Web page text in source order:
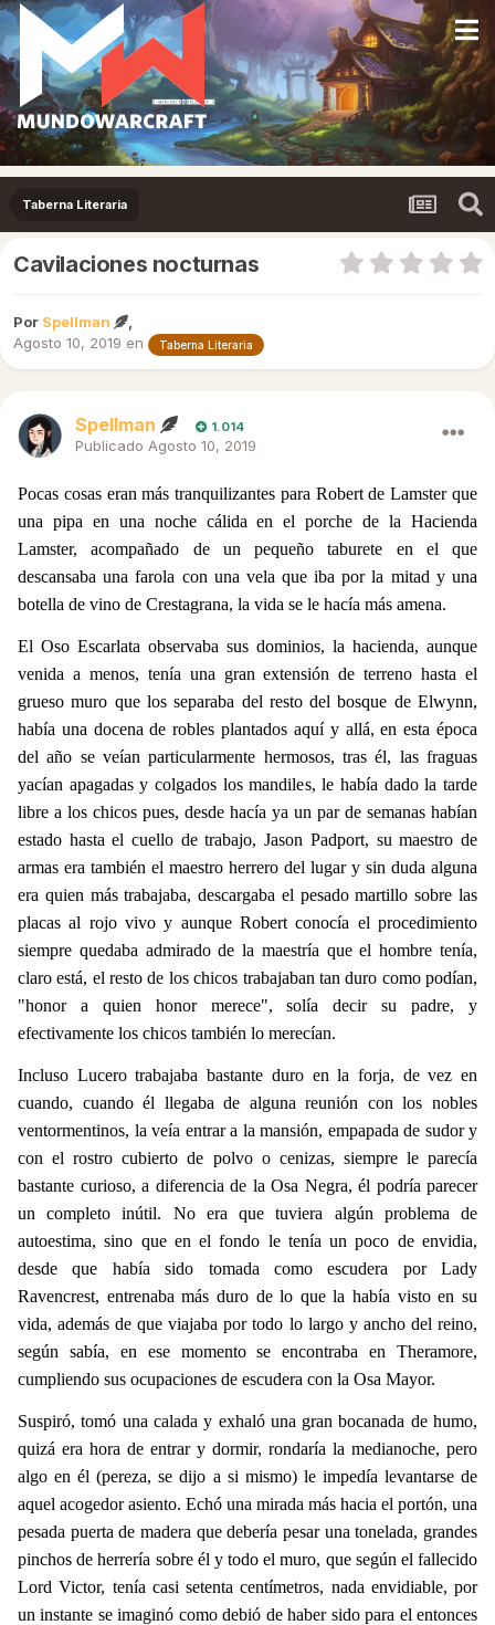
Taberna Literaria
Cavilaciones nocturnas
Por Spellman
,
Agosto 10, 2019 en Taberna Literaria
Spellman 1.014
Publicado Agosto 10, 2019
Pocas cosas eran más tranquilizantes para Robert de Lamster que
una pipa en una noche cálida en el porche de la Hacienda
Lamster, acompañado de un pequeño taburete en el que
descansaba una farola con una vela que iba por la mitad y una
botella de vino de Crestagrana, la vida se le hacía más amena.
El Oso Escarlata observaba sus dominios, la hacienda, aunque
venida a menos, tenía una gran extensión de terreno hasta el
grueso muro que los separaba del resto del bosque de Elwynn,
había una docena de robles plantados aquí y allá, en esta época
del año se veían particularmente hermosos, tras él, las fraguas
yacían apagadas y colgados los mandiles, le había dado la tarde
libre a los chicos pues, desde hacía ya un par de semanas habían
estado hasta el cuello de trabajo, Jason Padport, su maestro de
armas era también el maestro herrero del lugar y sin duda alguna
era quien más trabajaba, descargaba el pesado martillo sobre las
placas al rojo vivo y aunque Robert conocía el procedimiento
siempre quedaba admirado de la maestría que el hombre tenía,
claro está, el resto de los chicos trabajaban tan duro como podían,
"honor a quien honor merece", solía decir su padre, y
efectivamente los chicos también lo merecían.
Incluso Lucero trabajaba bastante duro en la forja, de vez en
cuando, cuando él llegaba de alguna reunión con los nobles
ventormentinos, la veía entrar a la mansión, empapada de sudor y
con el rostro cubierto de polvo o cenizas, siempre le parecía
bastante curioso, a diferencia de la Osa Negra, él podría parecer
un completo inútil. No era que tuviera algún problema de
autoestima, sino que en el fondo le tenía un poco de envidia,
desde que había sido tomada como escudera por Lady
Ravencrest, entrenaba más duro de lo que la había visto en su
vida, además de que viajaba por todo lo largo y ancho del reino,
según sabía, en ese momento se encontraba en Theramore,
cumpliendo sus ocupaciones de escudera con la Osa Mayor.
Suspiró, tomó una calada y exhaló una gran bocanada de humo,
quizá era hora de entrar y dormir, rondaría la medianoche, pero
algo en él (pereza, se dijo a si mismo) le impedía levantarse de
aquel acogedor asiento. Echó una mirada más hacia el portón, una
pesada puerta de madera que debería pesar una tonelada, grandes
pinchos de herrería sobre él y todo el muro, que según el fallecido
Lord Victor, tenía casi setenta centímetros, nada envidiable, por
un instante se imaginó como debió de haber sido para el entonces